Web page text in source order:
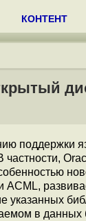
КОНТЕНТ
поддержки
ACML,
в данных